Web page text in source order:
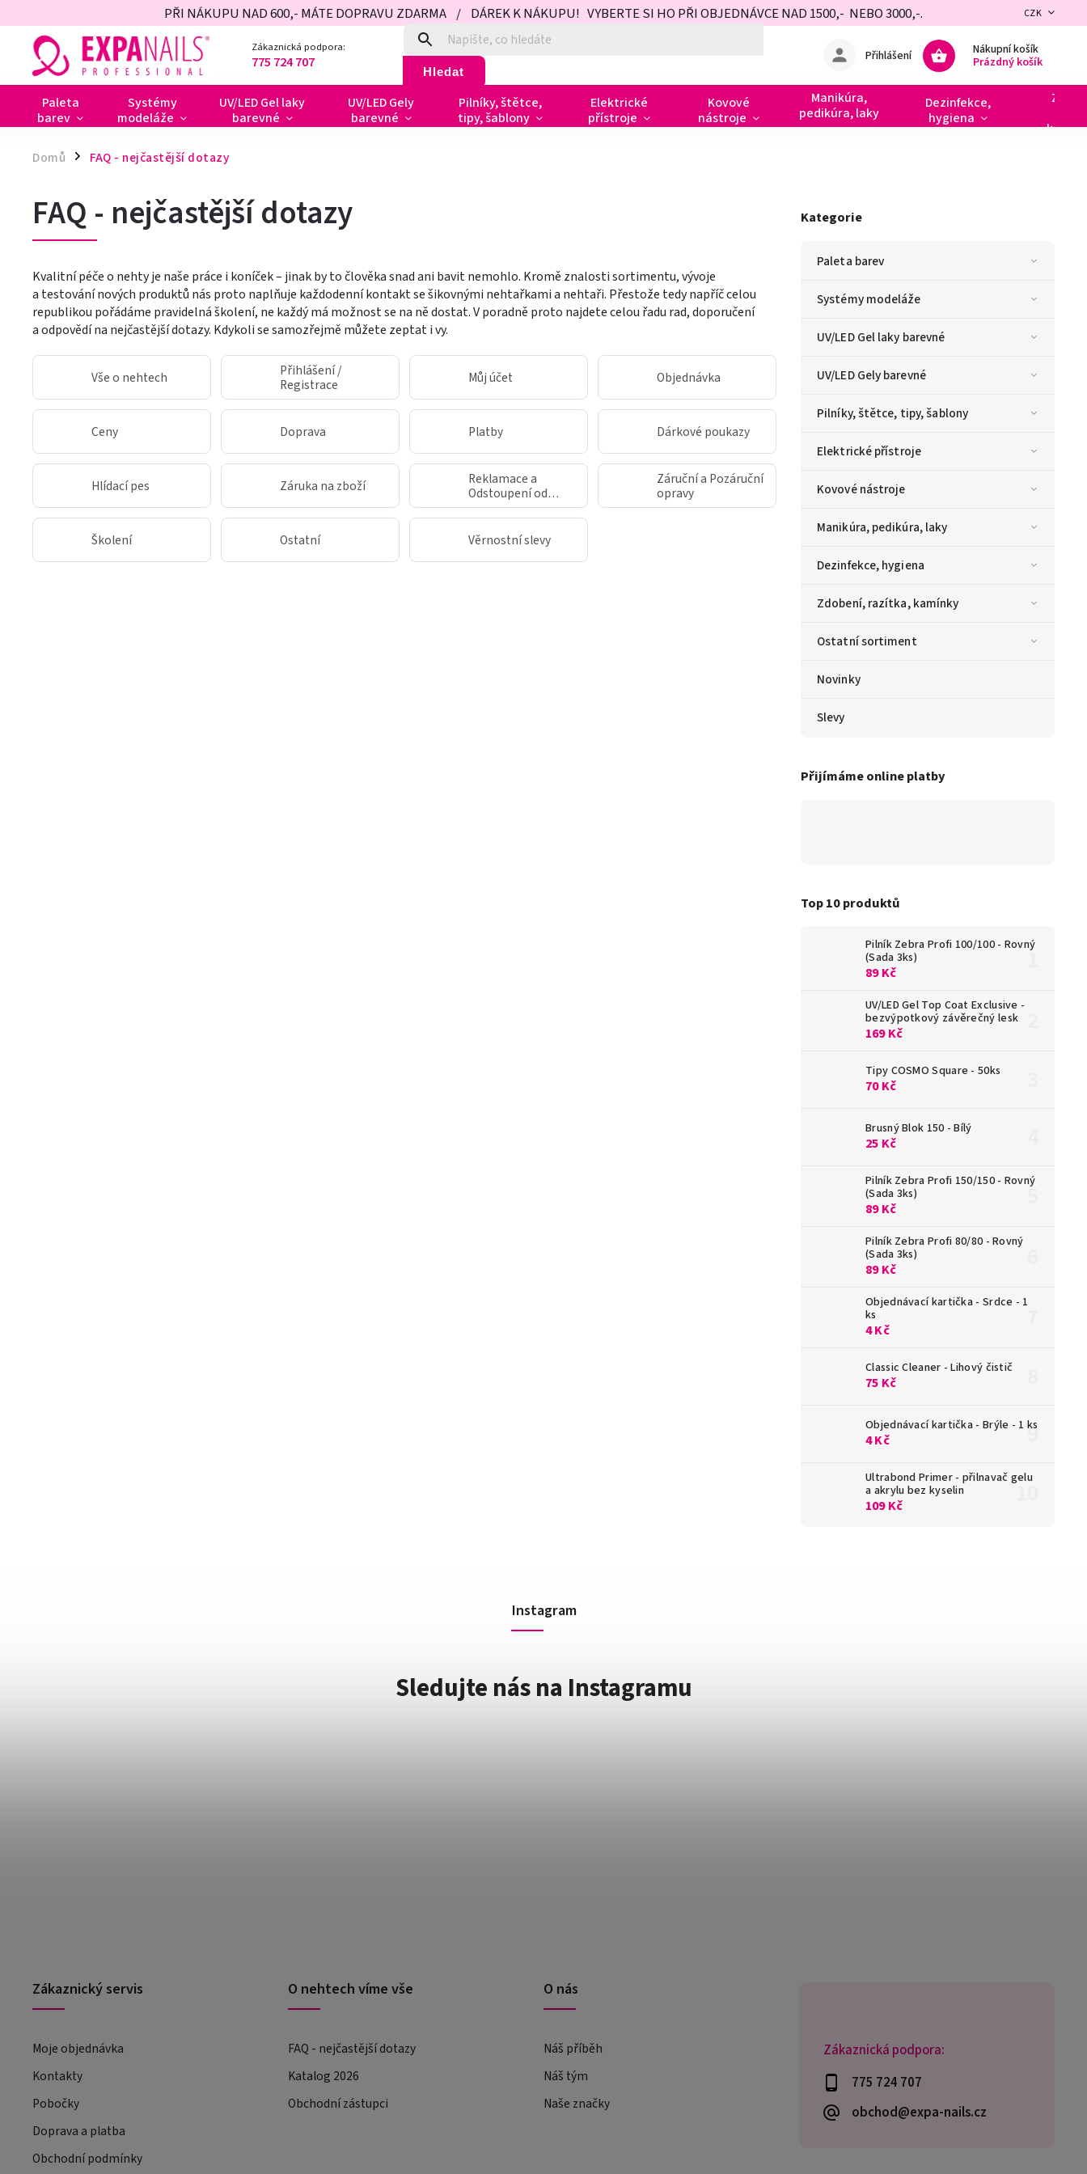
PŘI NÁKUPU NAD 600,- MÁTE DOPRAVU ZDARMA / DÁREK K NÁKUPU! VYBERTE SI HO PŘI OBJEDNÁVCE NAD 1500,- NEBO 3000,-. CZK
Zákaznická podpora:
775 724 707 Hledat
Nákupní košík
Prázdný košík
Přihlášení
Paleta
barev
Systémy
modeláže
UV/LED Gel laky
barevné
UV/LED Gely
barevné
Pilníky, štětce,
tipy, šablony
Elektrické
přístroje
Kovové
nástroje
Manikúra,
pedikúra, laky
Dezinfekce,
hygiena
Domů / FAQ - nejčastější dotazy
Kategorie
Paleta barev
Systémy modeláže
UV/LED Gel laky barevné
UV/LED Gely barevné
Pilníky, štětce, tipy, šablony
Elektrické přístroje
Kovové nástroje
Manikúra, pedikúra, laky
Dezinfekce, hygiena
Zdobení, razítka, kamínky
Ostatní sortiment
Novinky
Slevy
Přijímáme online platby
Top 10 produktů
Pilník Zebra Profi 100/100 - Rovný
(Sada 3ks)
89 Kč
UV/LED Gel Top Coat Exclusive -
bezvýpotkový závěrečný lesk
169 Kč
Tipy COSMO Square - 50ks
70 Kč
Brusný Blok 150 - Bílý
25 Kč
Pilník Zebra Profi 150/150 - Rovný
(Sada 3ks)
89 Kč
Pilník Zebra Profi 80/80 - Rovný
(Sada 3ks)
89 Kč
Objednávací kartička - Srdce - 1
ks
4 Kč
Classic Cleaner - Lihový čistič
75 Kč
Objednávací kartička - Brýle - 1 ks
4 Kč
Ultrabond Primer - přilnavač gelu
a akrylu bez kyselin
109 Kč
FAQ - nejčastější dotazy
Kvalitní péče o nehty je naše práce i koníček – jinak by to člověka snad ani bavit nemohlo. Kromě znalosti sortimentu, vývoje
a testování nových produktů nás proto naplňuje každodenní kontakt se šikovnými nehtařkami a nehtaři. Přestože tedy napříč celou
republikou pořádáme pravidelná školení, ne každý má možnost se na ně dostat. V poradně proto najdete celou řadu rad, doporučení
a odpovědí na nejčastější dotazy. Kdykoli se samozřejmě můžete zeptat i vy.
Vše o nehtech
Přihlášení /
Registrace
Můj účet Objednávka
Ceny Doprava Platby Dárkové poukazy
Hlídací pes Záruka na zboží
Reklamace a
Odstoupení od
smlouvy
Záruční a Pozáruční
opravy
Školení Ostatní Věrnostní slevy
Zákaznická podpora:
775 724 707
obchod@expa-nails.cz
Instagram
Sledujte nás na Instagramu
Zákaznický servis
Moje objednávka
Kontakty
Pobočky
Doprava a platba
Obchodní podmínky
O nehtech víme vše
FAQ - nejčastější dotazy
Katalog 2026
Obchodní zástupci
O nás
Náš příběh
Náš tým
Naše značky